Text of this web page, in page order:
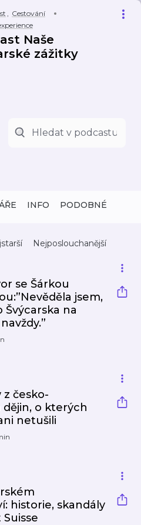
, Cestování
Naše
zážitky
INFO PODOBNÉ
Nejposlouchanější
se Šárkou
jsem,
Švýcarska na
z česko-
dějin, o kterých
netušili
historie, skandály